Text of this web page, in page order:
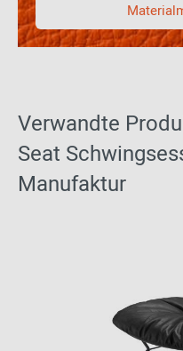
Verwandte
Seat
Manufaktur